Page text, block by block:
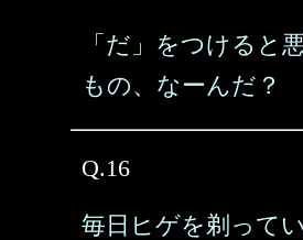
「だ」をつけると
もの、なーんだ？
Q.16
毎日ヒゲを剃ってい